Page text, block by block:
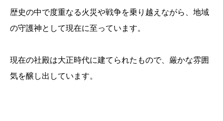
歴史の中で度重なる火災や戦争を乗り越えながら、地域
の守護神として現在に至っています。
現在の社殿は大正時代に建てられたもので、厳かな雰囲
気を醸し出しています。